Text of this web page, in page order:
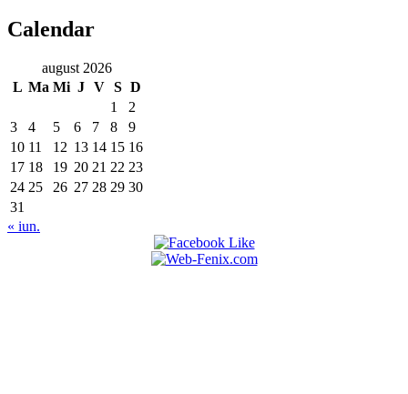
Calendar
august 2026
L Ma Mi J V S D
1
2
3
4 5 6 7 8
9
10 11 12 13 14 15 16
17 18 19 20 21 22 23
24 25 26 27 28 29 30
31
« iun.